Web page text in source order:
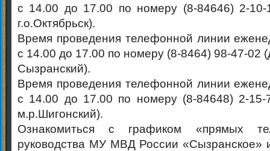
с 14.00 до 17.00 по номеру (8-84646) 2-10-
г.о.Октябрьск).
Время проведения телефонной линии
с 14.00 до 17.00 по номеру (8-8464) 98-47-02
Сызранский).
Время проведения телефонной линии
с 14.00 до 17.00 по номеру (8-84648) 2-15-
м.р.Шигонский).
Ознакомиться с графиком «прямых
руководства МУ МВД России